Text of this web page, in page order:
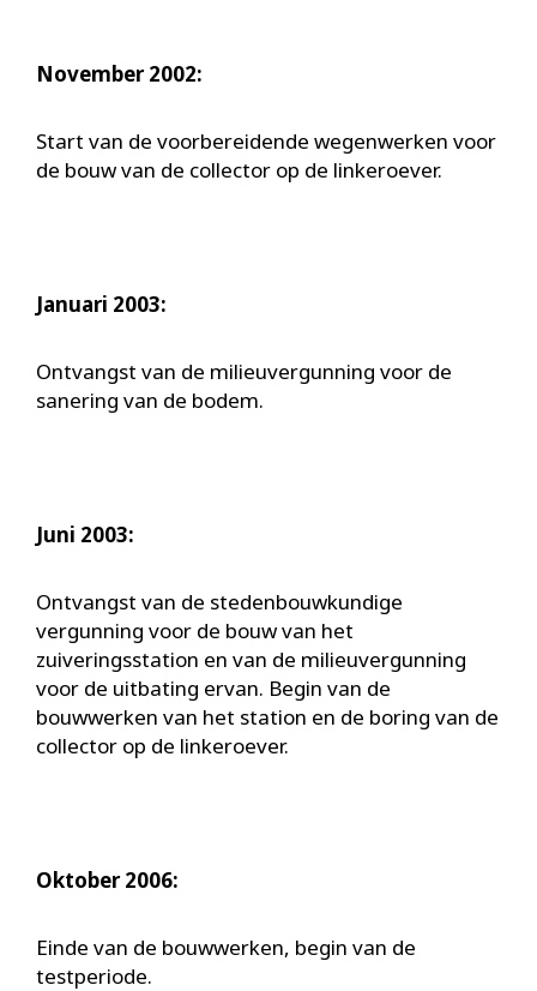
November 2002:
Start van de voorbereidende wegenwerken voor
de bouw van de collector op de linkeroever.
Januari 2003:
Ontvangst van de milieuvergunning voor de
sanering van de bodem.
Juni 2003:
Ontvangst van de stedenbouwkundige
vergunning voor de bouw van het
zuiveringsstation en van de milieuvergunning
voor de uitbating ervan. Begin van de
bouwwerken van het station en de boring van de
collector op de linkeroever.
Oktober 2006:
Einde van de bouwwerken, begin van de
testperiode.